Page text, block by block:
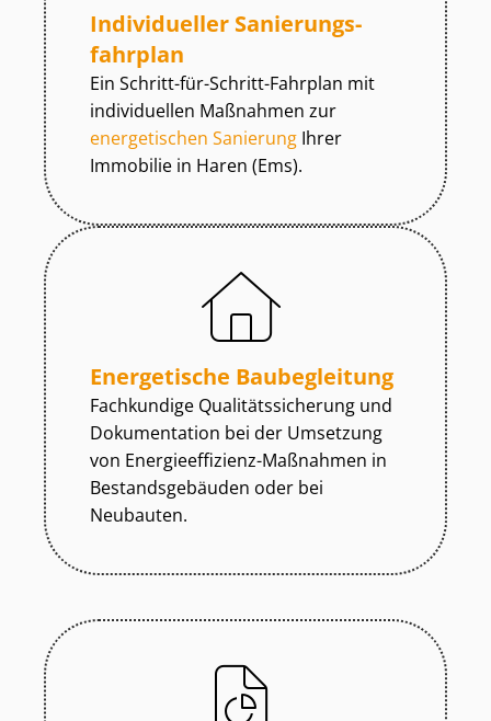
Individueller Sa­nie­rungs­
fahr­plan
Ein Schritt-für-Schritt-Fahrplan mit
individuellen Maßnahmen zur
energetischen Sanierung Ihrer
Immobilie in Haren (Ems).
Energetische Baubegleitung
Fachkundige Qua­li­täts­si­che­rung und
Dokumentation bei der Umsetzung
von En­er­gie­ef­fi­zi­enz-Maßnahmen in
Be­stands­ge­bäu­den oder bei
Neubauten.